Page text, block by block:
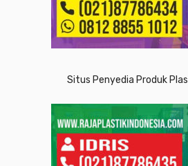
Situs Penyedia Produk